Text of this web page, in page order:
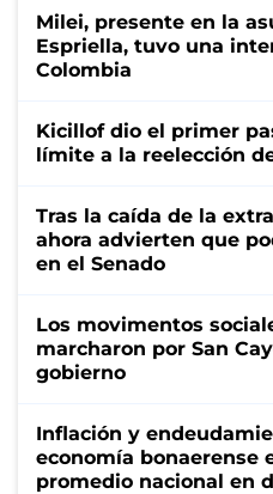
Milei, presente en la
Espriella, tuvo una
Colombia
Kicillof dio el primer
límite a la reelección
Tras la caída de la
ahora advierten que
en el Senado
Los movimentos
marcharon por San
gobierno
Inflación y
economía bonaerense
promedio nacional en